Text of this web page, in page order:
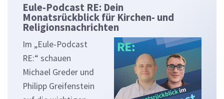
Eule-Podcast RE: Dein
Monatsrückblick für Kirchen- und
Religionsnachrichten
Im „Eule-Podcast
RE:“ schauen
Michael Greder und
Philipp Greifenstein